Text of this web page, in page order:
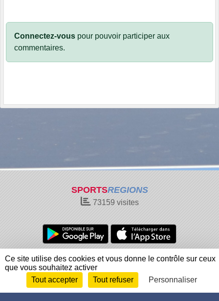
Connectez-vous pour pouvoir participer aux
commentaires.
SPORTSREGIONS
73159 visites
Charte cookies
Gestion des cookies
Informations légales
Signaler un contenu inapproprié
Envie de participer ?
Connexion
Ce site utilise des cookies et vous donne le contrôle sur ceux
que vous souhaitez activer
Tout accepter
Tout refuser Personnaliser